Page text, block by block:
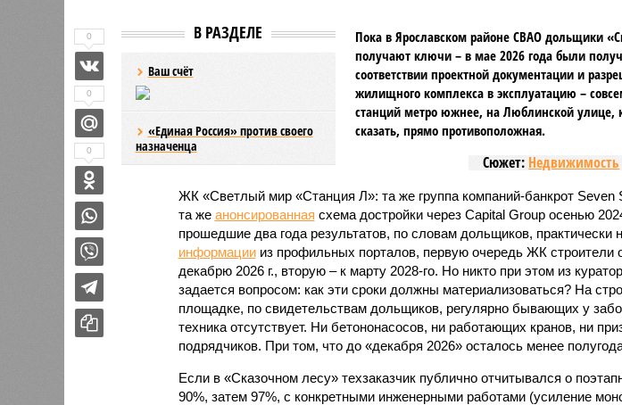
В РАЗДЕЛЕ
Ваш счёт
«Единая Россия» против своего
назначенца
Пока в Ярославском районе СВАО дольщики
получают ключи – в мае 2026 года были
соответствии проектной документации и
жилищного комплекса в эксплуатацию –
станций метро южнее, на Люблинской улице,
сказать, прямо противоположная.
Сюжет: Недвижимость
ЖК «Светлый мир «Станция Л»: та же группа компаний-банкрот Seven
та же анонсированная схема достройки через Capital Group осенью
прошедшие два года результатов, по словам дольщиков, практически
информациииз профильных порталов, первую очередь ЖК строители
декабрю 2026 г., вторую – к марту 2028-го. Но никто при этом из
задается вопросом: как эти сроки должны материализоваться? На
площадке, по свидетельствам дольщиков, регулярно бывающих у
техника отсутствует. Ни бетононасосов, ни работающих кранов, ни
подрядчиков. При том, что до «декабря 2026» осталось менее
Если в «Сказочном лесу» техзаказчик публично отчитывался о
90%, затем 97%, с конкретными инженерными работами (усиление
0
0
0